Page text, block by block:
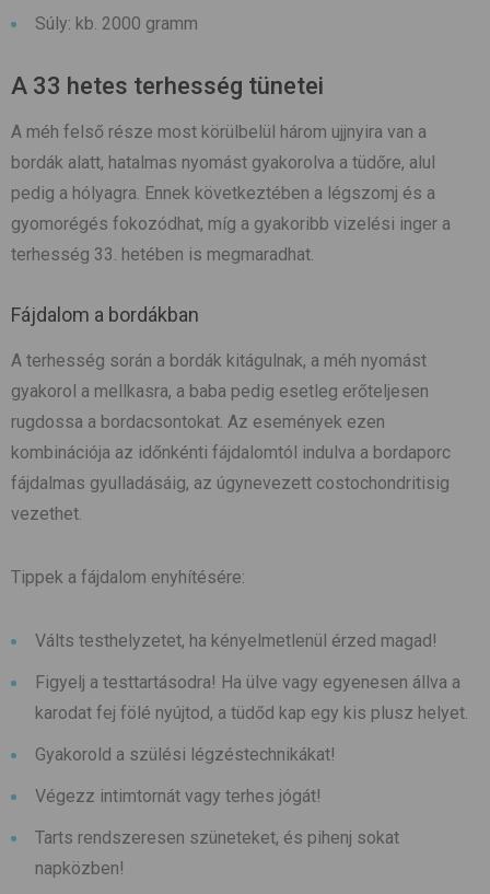
Súly: kb. 2000 gramm
A 33 hetes terhesség tünetei
A méh felső része most körülbelül három ujjnyira van a
bordák alatt, hatalmas nyomást gyakorolva a tüdőre, alul
pedig a hólyagra. Ennek következtében a légszomj és a
gyomorégés fokozódhat, míg a gyakoribb vizelési inger a
terhesség 33. hetében is megmaradhat.
Fájdalom a bordákban
A terhesség során a bordák kitágulnak, a méh nyomást
gyakorol a mellkasra, a baba pedig esetleg erőteljesen
rugdossa a bordacsontokat. Az események ezen
kombinációja az időnkénti fájdalomtól indulva a bordaporc
fájdalmas gyulladásáig, az úgynevezett costochondritisig
vezethet.
Tippek a fájdalom enyhítésére:
Válts testhelyzetet, ha kényelmetlenül érzed magad!
Figyelj a testtartásodra! Ha ülve vagy egyenesen állva a
karodat fej fölé nyújtod, a tüdőd kap egy kis plusz helyet.
Gyakorold a szülési légzéstechnikákat!
Végezz intimtornát vagy terhes jógát!
Tarts rendszeresen szüneteket, és pihenj sokat
napközben!